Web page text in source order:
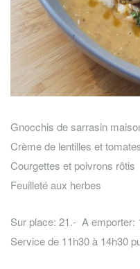
Gnocchis de sarrasin
Crème de lentilles et
Courgettes et poivrons rôtis
Feuilleté aux herbes
Sur place: 21.- A
Service de 11h30 à 14h30